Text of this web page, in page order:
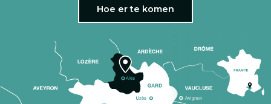
Hoe er te komen